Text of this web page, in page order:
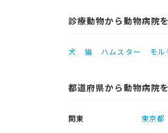
診療動物から動物病院
犬 猫 ハムスター モル
都道府県から動物病院
関東 東京都